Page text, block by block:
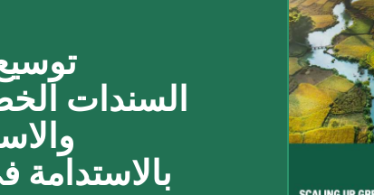
السندات
بالاستدامة